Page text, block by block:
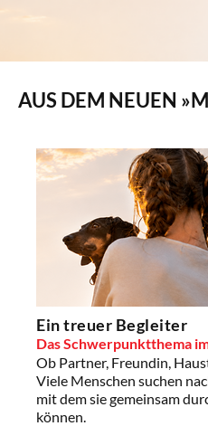
AUS DEM NEUEN
Ein treuer Begleiter
Das Schwerpunktthema
Ob Partner, Freundin,
Viele Menschen suchen
mit dem sie gemeinsam
können.